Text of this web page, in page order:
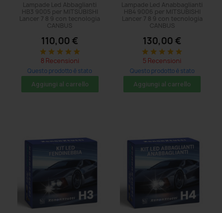
Lampade Led Abbaglianti
HB3 9005 per MITSUBISHI
Lancer 7 8 9 con tecnologia
CANBUS
110,00 €
star star star star star
8 Recensioni
Questo prodotto è stato
acquistato: 8 volte
Aggiungi al carrello
Lampade Led Anabbaglianti
HB4 9006 per MITSUBISHI
Lancer 7 8 9 con tecnologia
CANBUS
130,00 €
star star star star star
5 Recensioni
Questo prodotto è stato
acquistato: 8 volte
Aggiungi al carrello